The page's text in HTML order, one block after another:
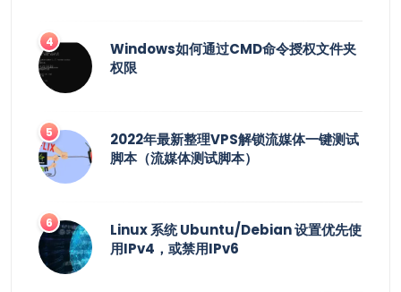
Windows如何通过CMD命令授权文件夹
权限
2022年最新整理VPS解锁流媒体一键测试
脚本（流媒体测试脚本）
Linux 系统 Ubuntu/Debian 设置优先使
用IPv4，或禁用IPv6